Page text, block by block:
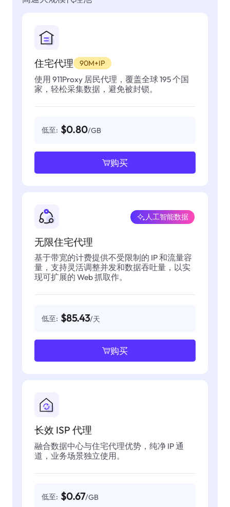
住宅代理 90M+IP
使用 911Proxy 居民代理，覆盖全球 195 个国
家，轻松采集数据，避免被封锁。
低至: $0.80/GB
购买
无限住宅代理
人工智能数据
基于带宽的计费提供不受限制的 IP 和流量容
量，支持灵活调整并发和数据吞吐量，以实
现可扩展的 Web 抓取作。
低至: $85.43/天
购买
长效 ISP 代理
融合数据中心与住宅代理优势，纯净 IP 通
道，业务场景独立使用。
低至: $0.67/GB